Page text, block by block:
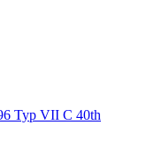
Typ VII C 40th